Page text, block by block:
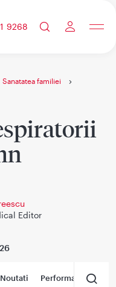
9268
Sanatatea familiei
Editor
Noutati Performanta